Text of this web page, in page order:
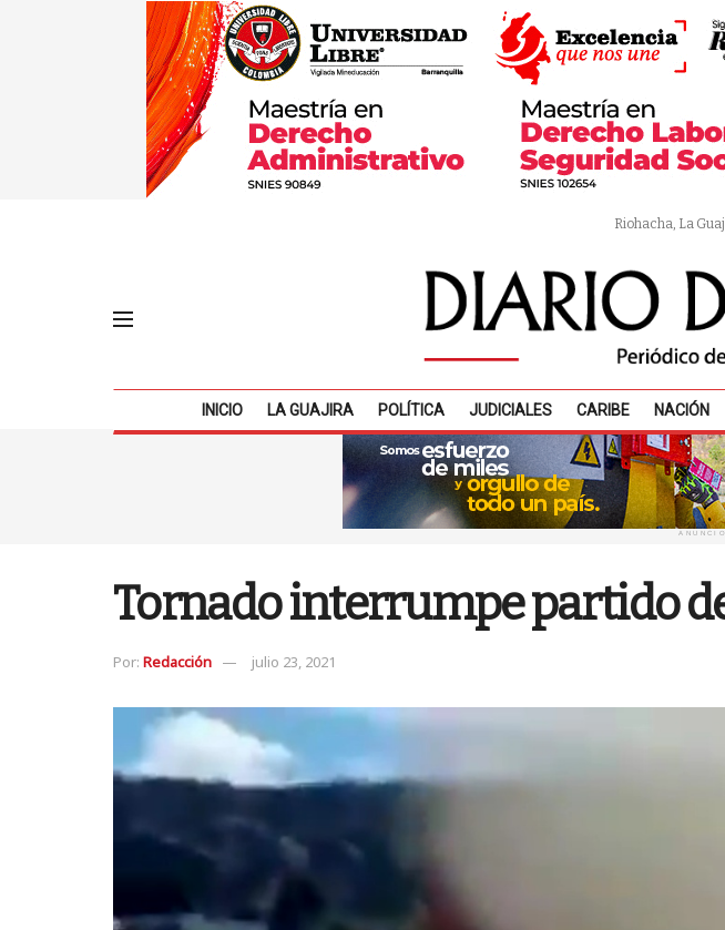
Riohacha, La
INICIO LA GUAJIRA POLÍTICA JUDICIALES CARIBE NACIÓN
Tornado interrumpe partido
Por: Redacción julio 23, 2021